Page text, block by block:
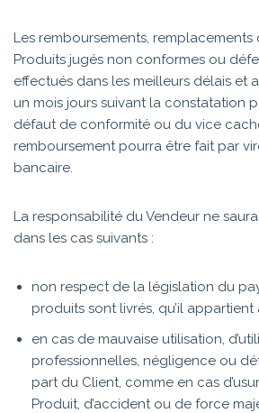
Les remboursements,
Produits jugés non conformes ou
effectués dans les meilleurs délais et
un mois jours suivant la constatation
défaut de conformité ou du vice
remboursement pourra être fait par
bancaire.
La responsabilité du Vendeur ne
dans les cas suivants :
non respect de la législation du
produits sont livrés, qu’il appartient
en cas de mauvaise utilisation,
professionnelles, négligence ou
part du Client, comme en cas
Produit, d’accident ou de force